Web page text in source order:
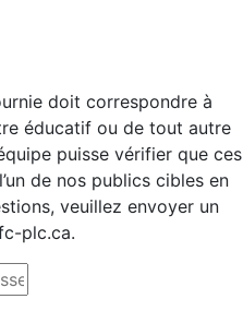
doit correspondre à
éducatif ou de tout autre
puisse vérifier que ces
de nos publics cibles en
veuillez envoyer un
plc.ca.